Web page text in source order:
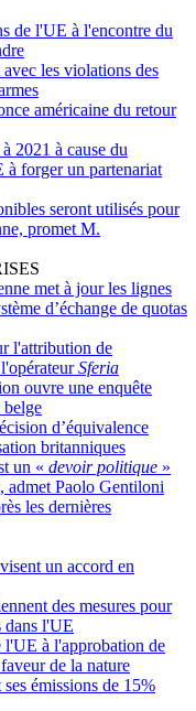
de l'UE à l'encontre du
les violations des
américaine du retour
2021 à cause du
à forger un partenariat
seront utilisés pour
promet M.
met à jour les lignes
d’échange de quotas
l'attribution de
Sferia
ouvre une enquête
belge
d’équivalence
britanniques
un « devoir politique »
admet Paolo Gentiloni
les dernières
un accord en
des mesures pour
dans l'UE
l'UE à l'approbation de
de la nature
émissions de 15%